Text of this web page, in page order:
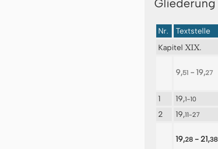
Nr.
Textstelle
Kapitel XIX.
9,51- 19,27
1 19,1-10
2 19,11-27
19,28- 21,38